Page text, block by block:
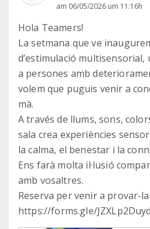
am 06/05/2026 um 11:16h
Hola Teamers!
La setmana que ve
d’estimulació
a persones amb
volem que puguis venir a
mà.
A través de llums, sons,
sala crea experiències
la calma, el benestar i la
Ens farà molta il·lusió
amb vosaltres.
Reserva per venir a provar-la:
https://forms.gle/